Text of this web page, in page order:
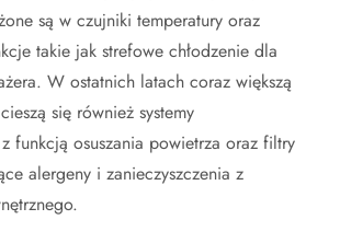
są w czujniki temperatury oraz
takie jak strefowe chłodzenie dla
W ostatnich latach coraz większą
się również systemy
funkcją osuszania powietrza oraz filtry
alergeny i zanieczyszczenia z